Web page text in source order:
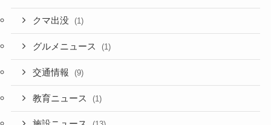
クマ出没 (1)
グルメニュース (1)
交通情報 (9)
教育ニュース (1)